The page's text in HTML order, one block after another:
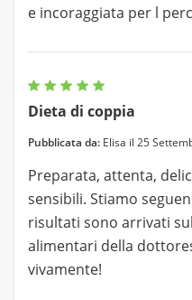
e incoraggiata per l
Dieta di coppia
Pubblicata da: Elisa il 25
Preparata, attenta,
sensibili. Stiamo
risultati sono arrivati
alimentari della
vivamente!